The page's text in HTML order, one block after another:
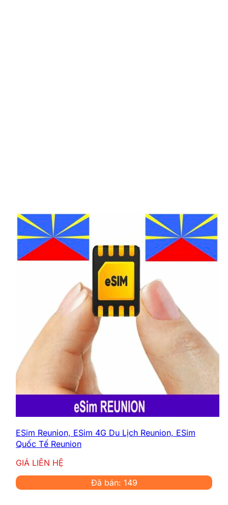
ESim Reunion, ESim 4G Du Lịch Reunion, ESim
Quốc Tế Reunion
GIÁ LIÊN HỆ
Đã bán: 149